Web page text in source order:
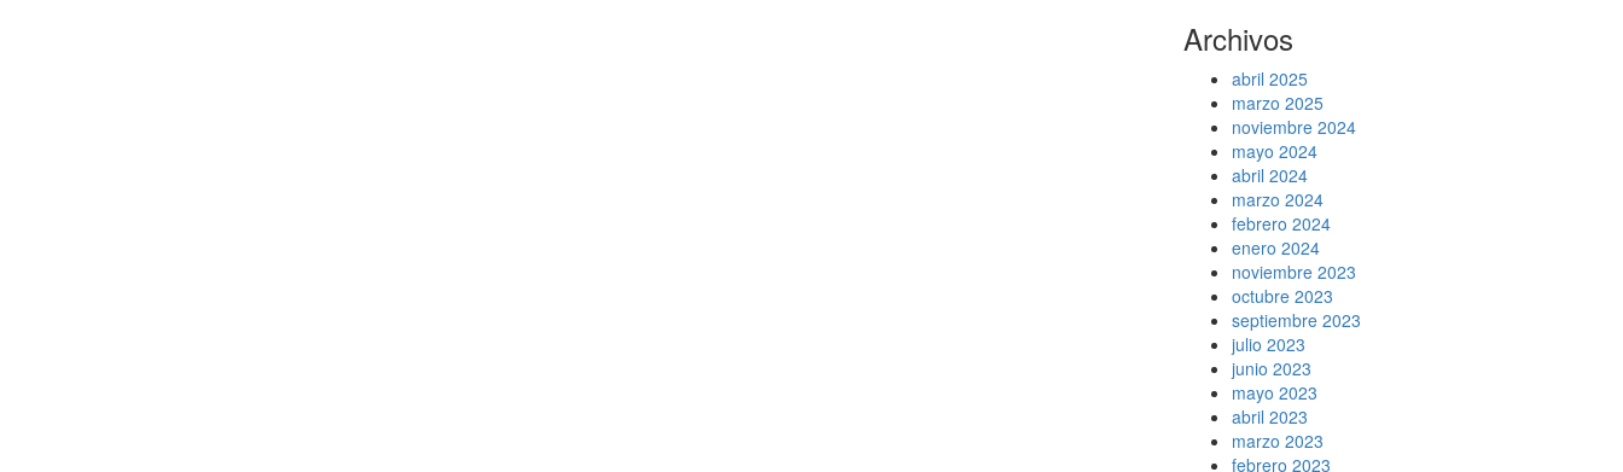
Archivos
abril 2025
marzo 2025
noviembre 2024
mayo 2024
abril 2024
marzo 2024
febrero 2024
enero 2024
noviembre 2023
octubre 2023
septiembre 2023
julio 2023
junio 2023
mayo 2023
abril 2023
marzo 2023
febrero 2023